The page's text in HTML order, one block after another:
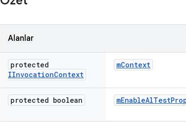
Alanlar
protected
IInvocationContext
mContext
protected boolean mEnableAlTest